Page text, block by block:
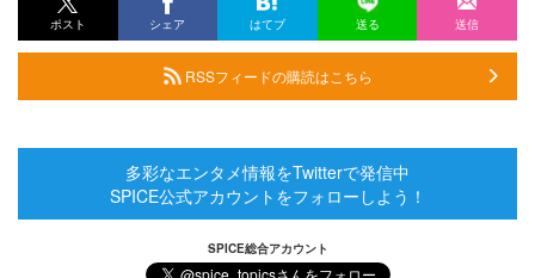
ポスト シェア はてブ 送る 送信
RSSフィードの購読はこちら
多彩なエンタメ情報をTwitterで発信中
SPICE公式アカウントをフォローしよう！
SPICE総合アカウント